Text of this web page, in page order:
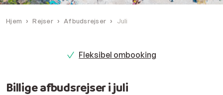
Hjem Rejser Afbudsrejser Juli
Fleksibel ombooking
Billige afbudsrejser i juli